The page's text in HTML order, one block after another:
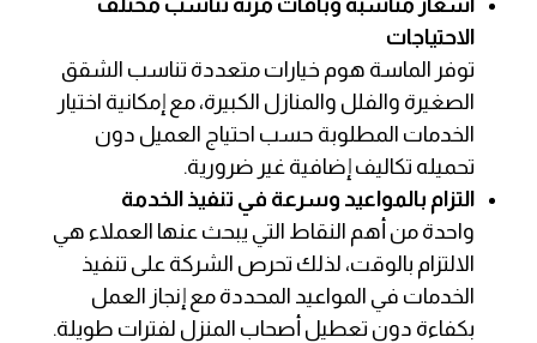
أسعار مناسبة وباقات مرنة تناسب مختلف
الاحتياجات
توفر الماسة هوم خيارات متعددة تناسب الشقق
الصغيرة والفلل والمنازل الكبيرة، مع إمكانية اختيار
الخدمات المطلوبة حسب احتياج العميل دون
تحميله تكاليف إضافية غير ضرورية.
التزام بالمواعيد وسرعة في تنفيذ الخدمة
واحدة من أهم النقاط التي يبحث عنها العملاء هي
الالتزام بالوقت، لذلك تحرص الشركة على تنفيذ
الخدمات في المواعيد المحددة مع إنجاز العمل
بكفاءة دون تعطيل أصحاب المنزل لفترات طويلة.